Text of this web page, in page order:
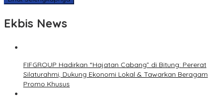
Ekbis News
FIFGROUP Hadirkan “Hajatan Cabang” di Bitung: Pererat
Silaturahmi, Dukung Ekonomi Lokal & Tawarkan Beragam
Promo Khusus